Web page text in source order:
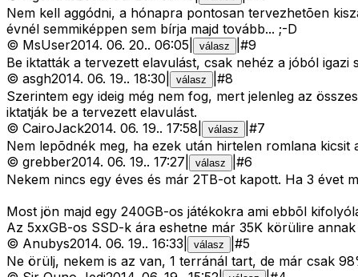
Nem kell aggódni, a hónapra pontosan tervezhetõen
évnél semmiképpen sem bírja majd tovább... ;-D
© MsUser2014. 06. 20.. 06:05 válasz #9
Be iktatták a tervezett elavulást, csak nehéz a jóból igazi
© asgh2014. 06. 19.. 18:30 válasz #8
Szerintem egy ideig még nem fog, mert jelenleg az
iktatják be a tervezett elavulást.
© CairoJack2014. 06. 19.. 17:58 válasz #7
Nem lepõdnék meg, ha ezek után hirtelen romlana kicsit
© grebber2014. 06. 19.. 17:27 válasz #6
Nekem nincs egy éves és már 2TB-ot kapott. Ha 3 évet
Most jön majd egy 240GB-os játékokra ami ebbõl
Az 5xxGB-os SSD-k ára eshetne már 35K körülire
© Anubys2014. 06. 19.. 16:33 válasz #5
Ne örülj, nekem is az van, 1 terránál tart, de már csak